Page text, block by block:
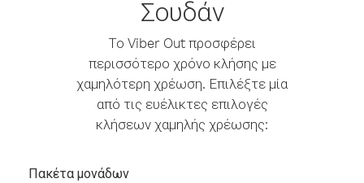
Σουδάν
Το Viber Out προσφέρει
περισσότερο χρόνο κλήσης με
χαμηλότερη χρέωση. Επιλέξτε μία
από τις ευέλικτες επιλογές
κλήσεων χαμηλής χρέωσης:
Πακέτα μονάδων